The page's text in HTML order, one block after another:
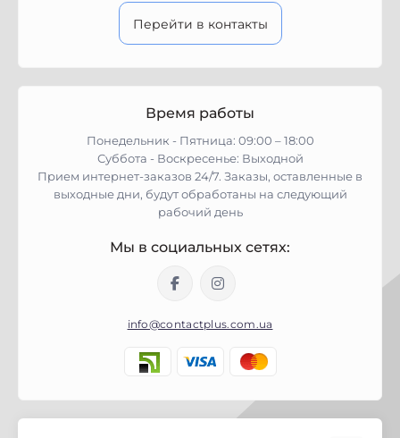
Перейти в контакты
Время работы
Понедельник - Пятница: 09:00 – 18:00
Суббота - Воскресенье: Выходной
Прием интернет-заказов 24/7. Заказы, оставленные в
выходные дни, будут обработаны на следующий
рабочий день
Мы в социальных сетях:
info@contactplus.com.ua